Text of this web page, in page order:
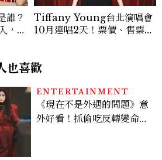
誰？
，7
Tiffany Young台北演唱會
10月連唱2天！票價、售票時
也喜歡
ENTERTAINMENT
《現在不是外遇的問題》意
外好看！抓偷吃反轉變命